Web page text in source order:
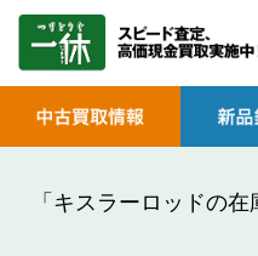
「キスラーロッドの